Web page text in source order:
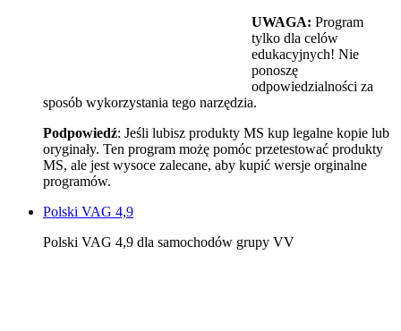
UWAGA: Program
tylko dla celów
edukacyjnych! Nie
ponoszę
odpowiedzialności za
sposób wykorzystania tego narzędzia.
Podpowiedź: Jeśli lubisz produkty MS kup legalne kopie lub
oryginały. Ten program możę pomóc przetestować produkty
MS, ale jest wysoce zalecane, aby kupić wersje orginalne
programów.
Polski VAG 4,9
Polski VAG 4,9 dla samochodów grupy VV